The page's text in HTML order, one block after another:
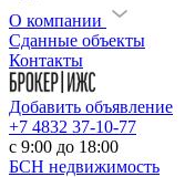
О компании
Сданные объекты
Контакты
Добавить объявление
+7 4832 37-10-77
c 9:00 до 18:00
БСН недвижимость